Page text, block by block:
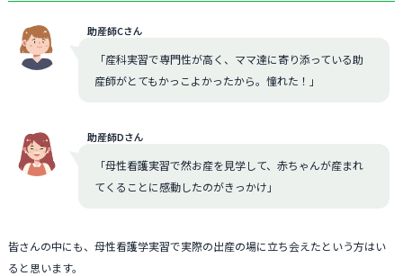
助産師Cさん
「産科実習で専門性が高く、ママ達に寄り添っている助
産師がとてもかっこよかったから。憧れた！」
助産師Dさん
「母性看護実習で然お産を見学して、赤ちゃんが産まれ
てくることに感動したのがきっかけ」
皆さんの中にも、母性看護学実習で実際の出産の場に立ち会えたという方はい
ると思います。